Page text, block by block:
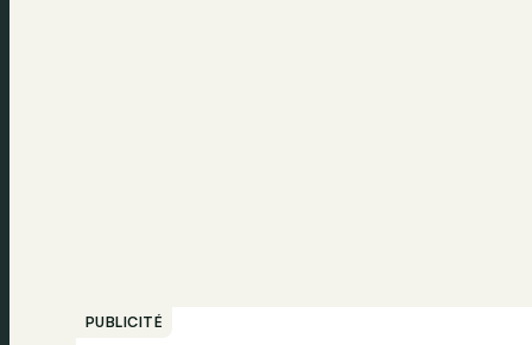
PUBLICITÉ